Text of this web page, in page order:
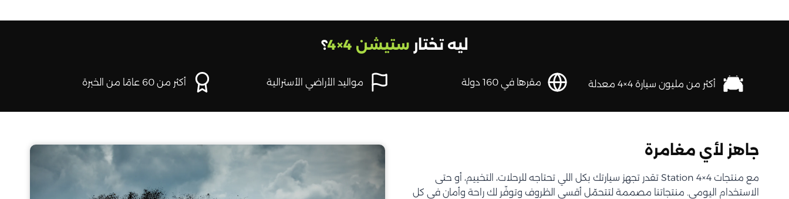
ليه تختار ستيشن 4×4 ؟
أكثر من مليون سيارة 4×4 معدلة مقرها في 160 دولة مواليد الأراضي الأسترالية أكثر من 60 عامًا من الخبرة
جاهز لأي مغامرة
مع منتجات Station 4×4 تقدر تجهز سيارتك بكل اللي تحتاجه للرحلات، التخييم، أو حتى
الاستخدام اليومي. منتجاتنا مصممة لتتحمّل أقسى الظروف وتوفّر لك راحة وأمان في كل